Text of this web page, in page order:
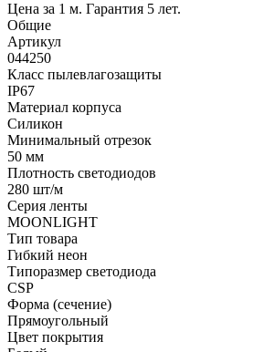
Цена за 1 м. Гарантия 5 лет.
Общие
Артикул
044250
Класс пылевлагозащиты
IP67
Материал корпуса
Силикон
Минимальный отрезок
50 мм
Плотность светодиодов
280 шт/м
Серия ленты
MOONLIGHT
Тип товара
Гибкий неон
Типоразмер светодиода
CSP
Форма (сечение)
Прямоугольный
Цвет покрытия